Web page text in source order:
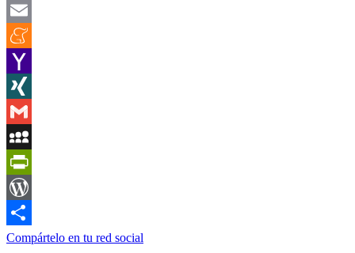
LinkedIn
Email
Meneame
Yahoo
Mail
XING
Gmail
MySpace
PrintFriendly
WordPress
Compártelo en tu red social